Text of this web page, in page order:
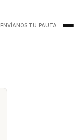
ENVÍANOS TU PAUTA